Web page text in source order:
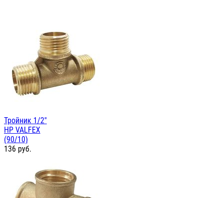
Тройник 1/2"
НР VALFEX
(90/10)
136 руб.